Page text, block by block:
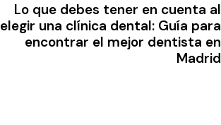
Lo que debes tener en cuenta al
elegir una clínica dental: Guía para
encontrar el mejor dentista en
Madrid